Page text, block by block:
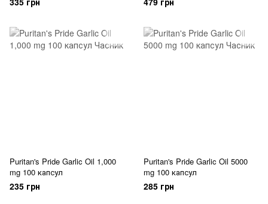
Puritan's Pride Garlic Oil 1,000
mg 100 капсул
235 грн
Puritan's Pride Garlic Oil 5000
mg 100 капсул
285 грн